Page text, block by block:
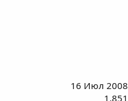
16 Июл 2008
1,851